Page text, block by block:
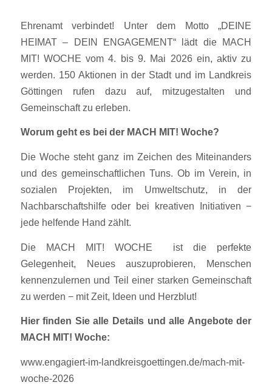
Ehrenamt verbindet! Unter dem Motto „DEINE
HEIMAT – DEIN ENGAGEMENT“ lädt die MACH
MIT! WOCHE vom 4. bis 9. Mai 2026 ein, aktiv zu
werden. 150 Aktionen in der Stadt und im Landkreis
Göttingen rufen dazu auf, mitzugestalten und
Gemeinschaft zu erleben.
Worum geht es bei der MACH MIT! Woche?
Die Woche steht ganz im Zeichen des Miteinanders
und des gemeinschaftlichen Tuns. Ob im Verein, in
sozialen Projekten, im Umweltschutz, in der
Nachbarschaftshilfe oder bei kreativen Initiativen −
jede helfende Hand zählt.
Die MACH MIT! WOCHE ist die perfekte
Gelegenheit, Neues auszuprobieren, Menschen
kennenzulernen und Teil einer starken Gemeinschaft
zu werden − mit Zeit, Ideen und Herzblut!
Hier finden Sie alle Details und alle Angebote der
MACH MIT! Woche:
www.engagiert-im-landkreisgoettingen.de/mach-mit-
woche-2026